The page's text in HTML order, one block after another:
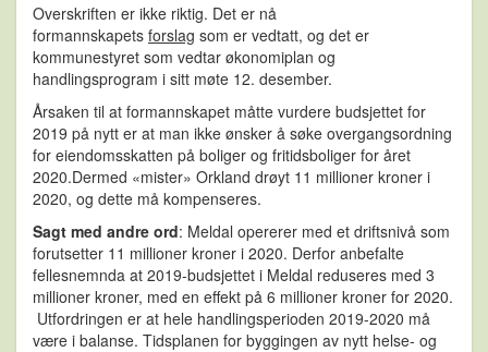
Overskriften er ikke riktig. Det er nå
formannskapets forslag som er vedtatt, og det er
kommunestyret som vedtar økonomiplan og
handlingsprogram i sitt møte 12. desember.
Årsaken til at formannskapet måtte vurdere budsjettet for
2019 på nytt er at man ikke ønsker å søke overgangsordning
for eiendomsskatten på boliger og fritidsboliger for året
2020.Dermed «mister» Orkland drøyt 11 millioner kroner i
2020, og dette må kompenseres.
Sagt med andre ord: Meldal opererer med et driftsnivå som
forutsetter 11 millioner kroner i 2020. Derfor anbefalte
fellesnemnda at 2019-budsjettet i Meldal reduseres med 3
millioner kroner, med en effekt på 6 millioner kroner for 2020.
Utfordringen er at hele handlingsperioden 2019-2020 må
være i balanse. Tidsplanen for byggingen av nytt helse- og